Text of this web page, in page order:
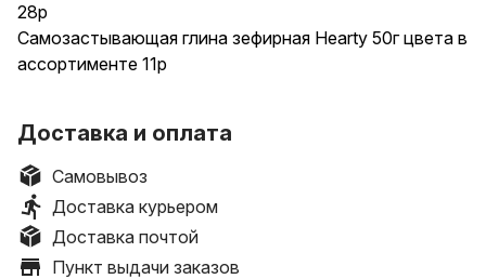
28р
Самозастывающая глина зефирная Hearty 50г цвета в
ассортименте 11р
самозатвердевающая глина для лепки,
производимая в Японии компанией Padico. Белая
Харти софт — это базовая самозатвердевающая
глина к которой примешиваются цветные пигменты
Hearty для получения необходимого цвета и оттенка.
Доставка и оплата
Самовывоз
Доставка курьером
Доставка почтой
Пункт выдачи заказов